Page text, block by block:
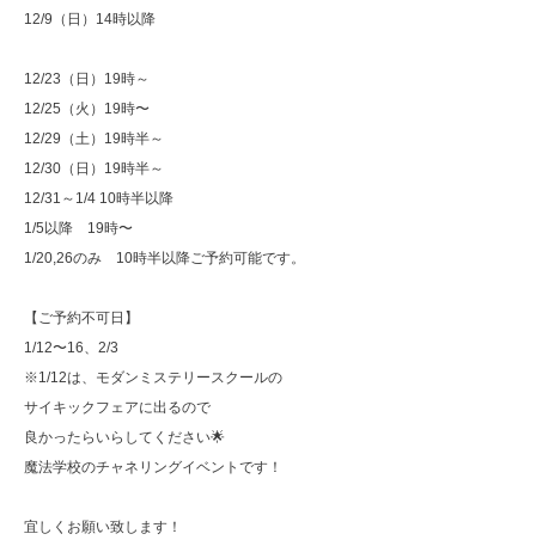
12/9（日）14時以降
12/23（日）19時～
12/25（火）19時〜
12/29（土）19時半～
12/30（日）19時半～
12/31～1/4 10時半以降
1/5以降 19時〜
1/20,26のみ 10時半以降ご予約可能です。
【ご予約不可日】
1/12〜16、2/3
※1/12は、モダンミステリースクールの
サイキックフェアに出るので
良かったらいらしてください🌟
魔法学校のチャネリングイベントです！
宜しくお願い致します！